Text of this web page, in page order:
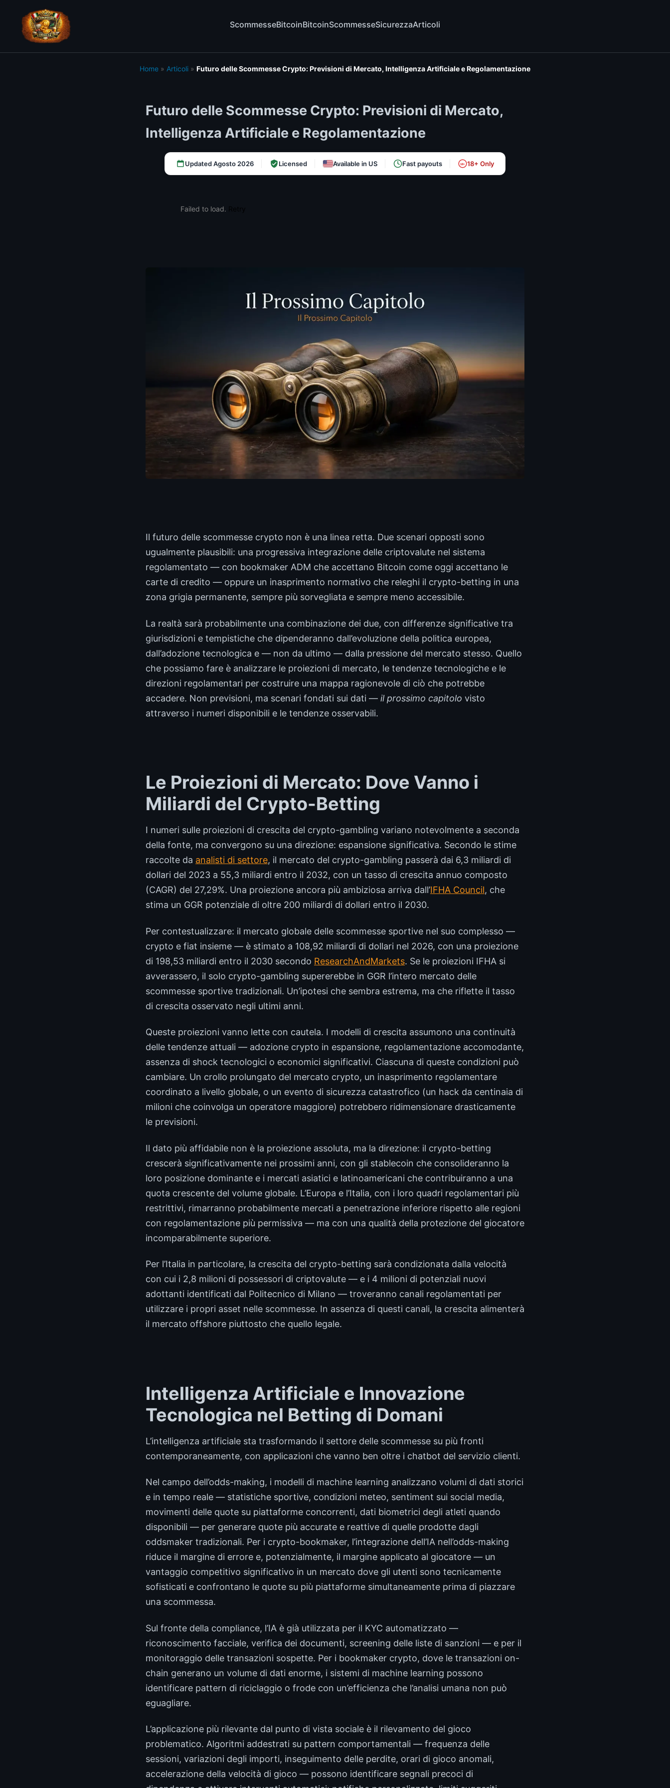
ScommesseBitcoinBitcoinScommesseSicurezzaArticoli
Home » Articoli » Futuro delle Scommesse Crypto: Previsioni di Mercato, Intelligenza Artificiale e Regolamentazione
Futuro delle Scommesse Crypto: Previsioni di Mercato,
Intelligenza Artificiale e Regolamentazione
Updated Agosto 2026 Licensed Available in US Fast payouts 18+ 18+ Only
Failed to load.
Il futuro delle scommesse crypto non è una linea retta. Due scenari opposti sono
ugualmente plausibili: una progressiva integrazione delle criptovalute nel sistema
regolamentato — con bookmaker ADM che accettano Bitcoin come oggi accettano le
carte di credito — oppure un inasprimento normativo che releghi il crypto-betting in una
zona grigia permanente, sempre più sorvegliata e sempre meno accessibile.
La realtà sarà probabilmente una combinazione dei due, con differenze significative tra
giurisdizioni e tempistiche che dipenderanno dall’evoluzione della politica europea,
dall’adozione tecnologica e — non da ultimo — dalla pressione del mercato stesso. Quello
che possiamo fare è analizzare le proiezioni di mercato, le tendenze tecnologiche e le
direzioni regolamentari per costruire una mappa ragionevole di ciò che potrebbe
accadere. Non previsioni, ma scenari fondati sui dati — il prossimo capitolo visto
attraverso i numeri disponibili e le tendenze osservabili.
Le Proiezioni di Mercato: Dove Vanno i
Miliardi del Crypto-Betting
I numeri sulle proiezioni di crescita del crypto-gambling variano notevolmente a seconda
della fonte, ma convergono su una direzione: espansione significativa. Secondo le stime
raccolte da analisti di settore, il mercato del crypto-gambling passerà dai 6,3 miliardi di
dollari del 2023 a 55,3 miliardi entro il 2032, con un tasso di crescita annuo composto
(CAGR) del 27,29%. Una proiezione ancora più ambiziosa arriva dall’IFHA Council, che
stima un GGR potenziale di oltre 200 miliardi di dollari entro il 2030.
Per contestualizzare: il mercato globale delle scommesse sportive nel suo complesso —
crypto e fiat insieme — è stimato a 108,92 miliardi di dollari nel 2026, con una proiezione
di 198,53 miliardi entro il 2030 secondo ResearchAndMarkets. Se le proiezioni IFHA si
avverassero, il solo crypto-gambling supererebbe in GGR l’intero mercato delle
scommesse sportive tradizionali. Un’ipotesi che sembra estrema, ma che riflette il tasso
di crescita osservato negli ultimi anni.
Queste proiezioni vanno lette con cautela. I modelli di crescita assumono una continuità
delle tendenze attuali — adozione crypto in espansione, regolamentazione accomodante,
assenza di shock tecnologici o economici significativi. Ciascuna di queste condizioni può
cambiare. Un crollo prolungato del mercato crypto, un inasprimento regolamentare
coordinato a livello globale, o un evento di sicurezza catastrofico (un hack da centinaia di
milioni che coinvolga un operatore maggiore) potrebbero ridimensionare drasticamente
le previsioni.
Il dato più affidabile non è la proiezione assoluta, ma la direzione: il crypto-betting
crescerà significativamente nei prossimi anni, con gli stablecoin che consolideranno la
loro posizione dominante e i mercati asiatici e latinoamericani che contribuiranno a una
quota crescente del volume globale. L’Europa e l’Italia, con i loro quadri regolamentari più
restrittivi, rimarranno probabilmente mercati a penetrazione inferiore rispetto alle regioni
con regolamentazione più permissiva — ma con una qualità della protezione del giocatore
incomparabilmente superiore.
Per l’Italia in particolare, la crescita del crypto-betting sarà condizionata dalla velocità
con cui i 2,8 milioni di possessori di criptovalute — e i 4 milioni di potenziali nuovi
adottanti identificati dal Politecnico di Milano — troveranno canali regolamentati per
utilizzare i propri asset nelle scommesse. In assenza di questi canali, la crescita alimenterà
il mercato offshore piuttosto che quello legale.
Intelligenza Artificiale e Innovazione
Tecnologica nel Betting di Domani
L’intelligenza artificiale sta trasformando il settore delle scommesse su più fronti
contemporaneamente, con applicazioni che vanno ben oltre i chatbot del servizio clienti.
Nel campo dell’odds-making, i modelli di machine learning analizzano volumi di dati storici
e in tempo reale — statistiche sportive, condizioni meteo, sentiment sui social media,
movimenti delle quote su piattaforme concorrenti, dati biometrici degli atleti quando
disponibili — per generare quote più accurate e reattive di quelle prodotte dagli
oddsmaker tradizionali. Per i crypto-bookmaker, l’integrazione dell’IA nell’odds-making
riduce il margine di errore e, potenzialmente, il margine applicato al giocatore — un
vantaggio competitivo significativo in un mercato dove gli utenti sono tecnicamente
sofisticati e confrontano le quote su più piattaforme simultaneamente prima di piazzare
una scommessa.
Sul fronte della compliance, l’IA è già utilizzata per il KYC automatizzato —
riconoscimento facciale, verifica dei documenti, screening delle liste di sanzioni — e per il
monitoraggio delle transazioni sospette. Per i bookmaker crypto, dove le transazioni on-
chain generano un volume di dati enorme, i sistemi di machine learning possono
identificare pattern di riciclaggio o frode con un’efficienza che l’analisi umana non può
eguagliare.
L’applicazione più rilevante dal punto di vista sociale è il rilevamento del gioco
problematico. Algoritmi addestrati su pattern comportamentali — frequenza delle
sessioni, variazioni degli importi, inseguimento delle perdite, orari di gioco anomali,
accelerazione della velocità di gioco — possono identificare segnali precoci di